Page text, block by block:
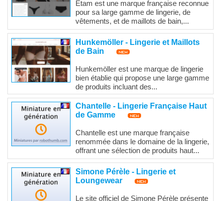
Etam est une marque française reconnue
pour sa large gamme de lingerie, de
vêtements, et de maillots de bain,...
Hunkemöller - Lingerie et Maillots
de Bain
Hunkemöller est une marque de lingerie
bien établie qui propose une large gamme
de produits incluant des...
Chantelle - Lingerie Française Haut
de Gamme
Chantelle est une marque française
renommée dans le domaine de la lingerie,
offrant une sélection de produits haut...
Simone Pérèle - Lingerie et
Loungewear
Le site officiel de Simone Pérèle présente